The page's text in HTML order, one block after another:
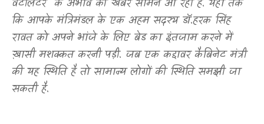
वेंटीलेटर के अभाव की खबरें सामने आ रही हैं. यहाँ तक
कि आपके मंत्रिमंडल के एक अहम सदस्य डॉ.हरक सिंह
रावत को अपने भांजे के लिए बेड का इंतजाम करने में
ख़ासी मशक्कत करनी पड़ी. जब एक कद्दावर कैबिनेट मंत्री
की यह स्थिति है तो सामान्य लोगों की स्थिति समझी जा
सकती है.